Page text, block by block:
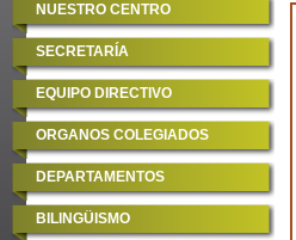
NUESTRO CENTRO
SECRETARÍA
EQUIPO DIRECTIVO
ORGANOS COLEGIADOS
DEPARTAMENTOS
BILINGÜISMO